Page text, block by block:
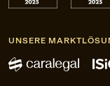
UNSERE